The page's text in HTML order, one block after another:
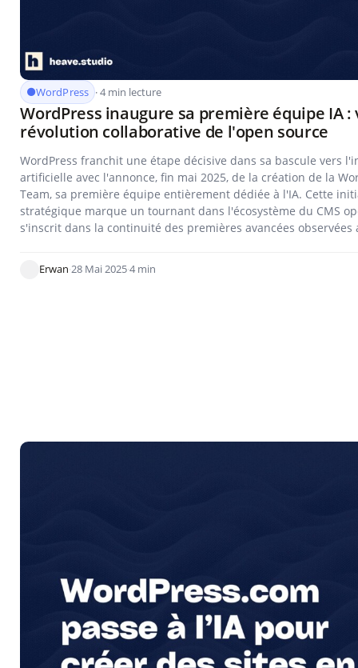
WordPress · 4 min lecture
WordPress inaugure sa première équipe IA :
révolution collaborative de l'open source
WordPress franchit une étape décisive dans sa bascule vers
artificielle avec l'annonce, fin mai 2025, de la création de la
Team, sa première équipe entièrement dédiée à l'IA. Cette
stratégique marque un tournant dans l'écosystème du CMS
s'inscrit dans la continuité des premières avancées observées
Erwan·28 Mai 2025·4 min